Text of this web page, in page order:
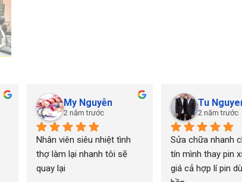
My Nguyễn
2 năm trước
Nhân viên siêu nhiệt tình
thợ làm lại nhanh tôi sẽ
quay lại
Tu
2 năm trước
Sửa chữa nhanh
tín mình thay pin
giá cả hợp lí pin